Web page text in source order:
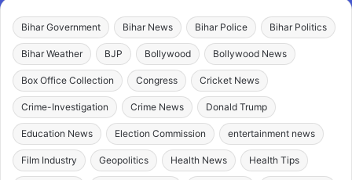
Bihar Government Bihar News Bihar Police Bihar Politics
Bihar Weather BJP Bollywood Bollywood News
Box Office Collection Congress Cricket News
Crime-Investigation Crime News Donald Trump
Education News Election Commission entertainment news
Film Industry Geopolitics Health News Health Tips